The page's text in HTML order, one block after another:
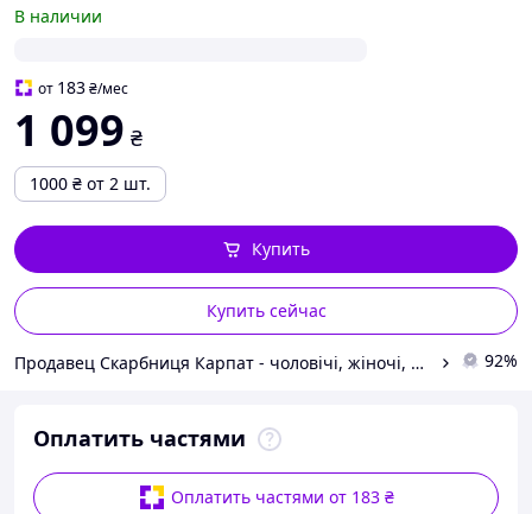
В наличии
от 183₴/мес
1 099 ₴
1000 ₴ от 2 шт.
Купить сейчас
Купить
Продавец Скарбниця Карпат - чоловічі, жіночі, дитячі вишиванки, гердани, ручної роботи 92%
Оплатить частями
Оплатить частями от 183 ₴